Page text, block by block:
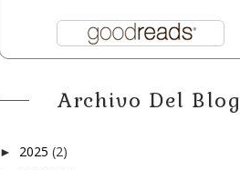
Archivo Del Blog
► 2025 (2)